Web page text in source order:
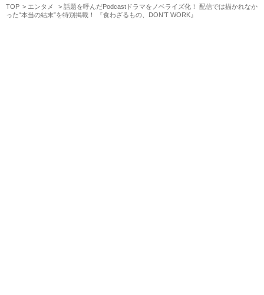
TOP エンタメ
話題を呼んだPodcastドラマをノベライズ化！ 配信では描かれなか
った“本当の結末”を特別掲載！ 『食わざるもの、DON’T WORK』